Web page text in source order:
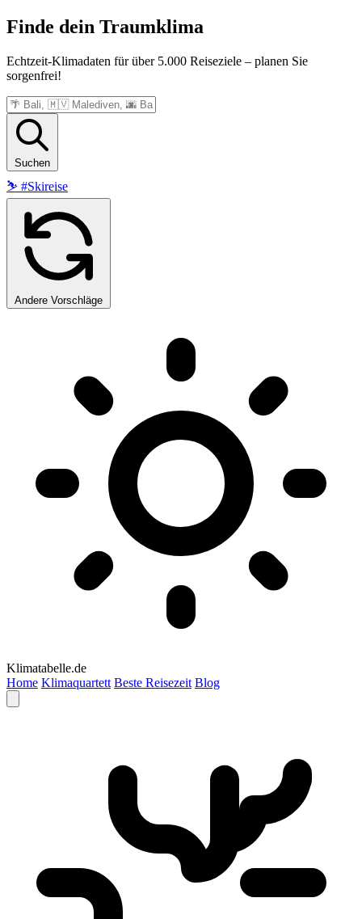
Finde dein Traumklima
Echtzeit-Klimadaten für über 5.000 Reiseziele – planen Sie
sorgenfrei!
Suchen
⛷️ #Skireise
Andere Vorschläge
Klimatabelle.de
Home Klimaquartett Beste Reisezeit Blog